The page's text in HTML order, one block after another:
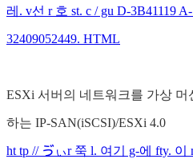
레. v선 r 호 st. c / gu D-3B41119
32409052449. HTML
ESXi 서버의 네트워크를 가상 머
하는 IP-SAN(iSCSI)/ESXi 4.0
ht tp // ゔぃr 쭉 l. 여기 g-에 fty.